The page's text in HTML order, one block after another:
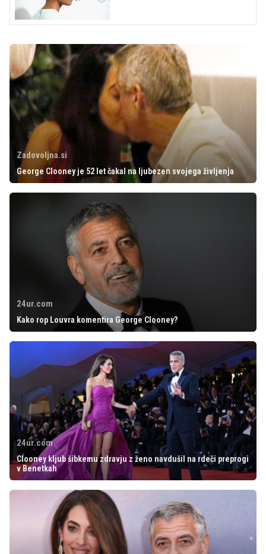
Zadovoljna.si
George Clooney je 52 let čakal na ljubezen svojega življenja
24ur.com
Kako rop Louvra komentira George Clooney?
24ur.com
Clooney kljub šibkemu zdravju z ženo navdušil na rdeči preprogi
v Benetkah